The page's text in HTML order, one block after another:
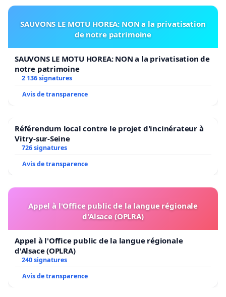
SAUVONS LE MOTU HOREA: NON a la privatisation
de notre patrimoine
SAUVONS LE MOTU HOREA: NON a la privatisation de
notre patrimoine
2 136 signatures
Avis de transparence
Référendum local contre le projet d'incinérateur à
Vitry-sur-Seine
726 signatures
Avis de transparence
Appel à l'Office public de la langue régionale
d'Alsace (OPLRA)
Appel à l'Office public de la langue régionale
d'Alsace (OPLRA)
240 signatures
Avis de transparence